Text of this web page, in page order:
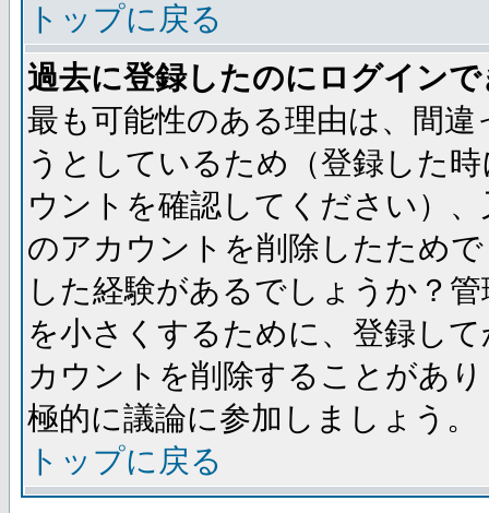
トップに戻る
過去に登録したのにログイン
最も可能性のある理由は、間
うとしているため（登録した
ウントを確認してください）
のアカウントを削除したため
した経験があるでしょうか？
を小さくするために、登録し
カウントを削除することがあ
極的に議論に参加しましょう。
トップに戻る